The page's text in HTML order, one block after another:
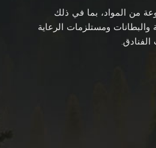
من المواد، بما في ذلك
والبطانات ومستلزمات الرعاية